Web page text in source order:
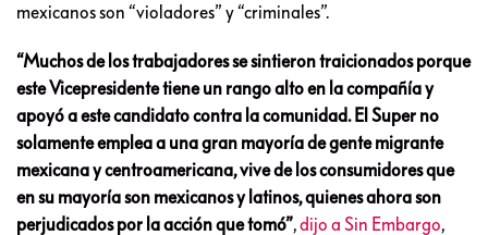
mexicanos son “violadores” y “criminales”.
“Muchos de los trabajadores se sintieron traicionados porque
este Vicepresidente tiene un rango alto en la compañía y
apoyó a este candidato contra la comunidad. El Super no
solamente emplea a una gran mayoría de gente migrante
mexicana y centroamericana, vive de los consumidores que
en su mayoría son mexicanos y latinos, quienes ahora son
perjudicados por la acción que tomó” dijo a Sin Embargo